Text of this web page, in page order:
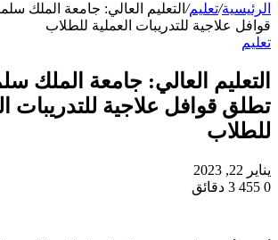
الرئيسية/تعليم/ التعليم العالي: جامعة الملك
قوافل علاجية للتدريبات العملية للطلاب
تعليم
التعليم العالي: جامعة الملك
تطلق قوافل علاجية للتدريبات
للطلاب
يناير 22, 2023
0
3 دقائق